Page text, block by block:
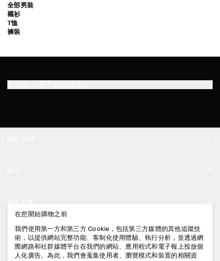
全部男裝
襯衫
T恤
褲裝
門市資訊
登入 / 註冊
聯絡我們
配送說明
法律資訊
隱私權政策
在您開始購物之前
我們使用第一方和第三方 Cookie，包括第三方媒體的其他追蹤技
術，以提供網站完整功能、客制化使用體驗、執行分析，並透過網
際網路和社群媒體平台在我們的網站、應用程式和電子報上投放個
人化廣告。為此，我們會蒐集使用者、瀏覽模式和裝置的相關資